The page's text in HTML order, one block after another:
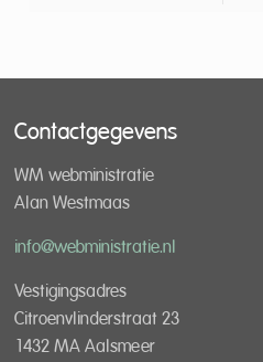
Contactgegevens
WM webministratie
Alan Westmaas
info@webministratie.nl
Vestigingsadres
Citroenvlinderstraat 23
1432 MA Aalsmeer